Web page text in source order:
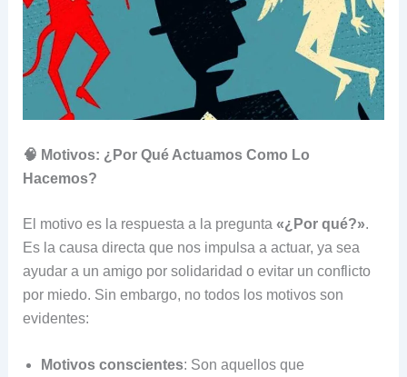
🧠 Motivos: ¿Por Qué Actuamos Como Lo
Hacemos?
El motivo es la respuesta a la pregunta «¿Por qué?».
Es la causa directa que nos impulsa a actuar, ya sea
ayudar a un amigo por solidaridad o evitar un conflicto
por miedo. Sin embargo, no todos los motivos son
evidentes:
Motivos conscientes: Son aquellos que